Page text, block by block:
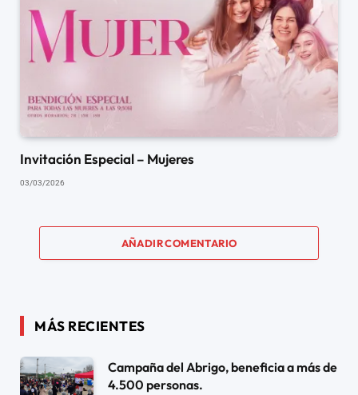
Invitación Especial – Mujeres
03/03/2026
AÑADIR COMENTARIO
MÁS RECIENTES
Campaña del Abrigo, beneficia a más de
4.500 personas.